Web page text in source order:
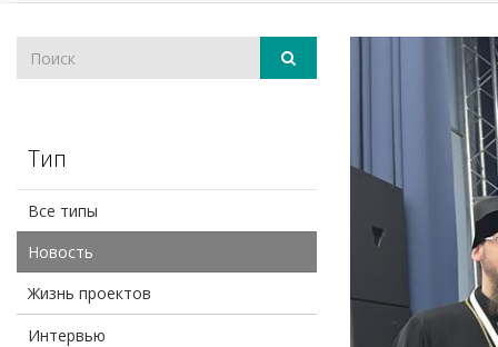
Тип
Все типы
Новость
Жизнь проектов
Интервью